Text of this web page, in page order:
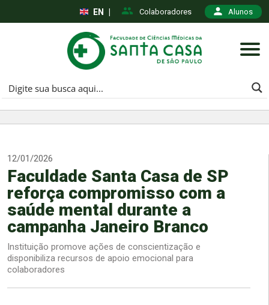
Colaboradores Alunos
EN
12/01/2026
Faculdade Santa Casa de SP
reforça compromisso com a
saúde mental durante a
campanha Janeiro Branco
Instituição promove ações de conscientização e
disponibiliza recursos de apoio emocional para
colaboradores